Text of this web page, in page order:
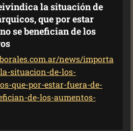
la situación de
que por estar
se benefician de los
news/importa
situacion-de-los-
que-por-estar-fuera-de-
de-los-aumentos-